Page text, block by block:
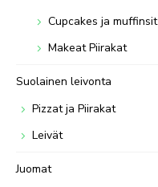
Cupcakes ja muffinsit
Makeat Piirakat
Suolainen leivonta
Pizzat ja Piirakat
Leivät
Juomat